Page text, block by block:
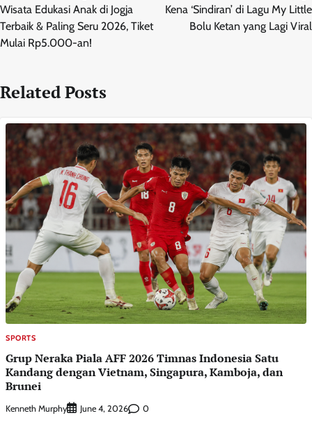
Wisata Edukasi Anak di Jogja
Terbaik & Paling Seru 2026, Tiket
Mulai Rp5.000-an!
Kena ‘Sindiran’ di Lagu My Little
Bolu Ketan yang Lagi Viral
Related Posts
SPORTS
Grup Neraka Piala AFF 2026 Timnas Indonesia Satu
Kandang dengan Vietnam, Singapura, Kamboja, dan
Brunei
Kenneth Murphy June 4, 2026 0